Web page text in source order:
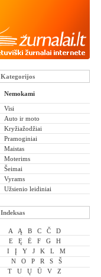
Kategorijos
Nemokami
Visi
Auto ir moto
Kryžiažodžiai
Pramoginiai
Maistas
Moterims
Šeimai
Vyrams
Užsienio leidiniai
Indeksas
A Ą B C Č
D
E
Ę Ė F G
H
I
Į Y J K L
M
N
O P R S
Š
T
U Ų Ū V
Z